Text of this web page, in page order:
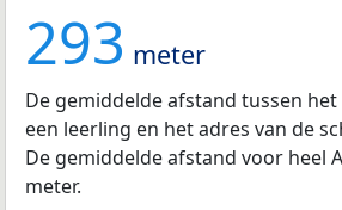
293 meter
De gemiddelde afstand tussen
een leerling en het adres van de
De gemiddelde afstand voor heel
meter.